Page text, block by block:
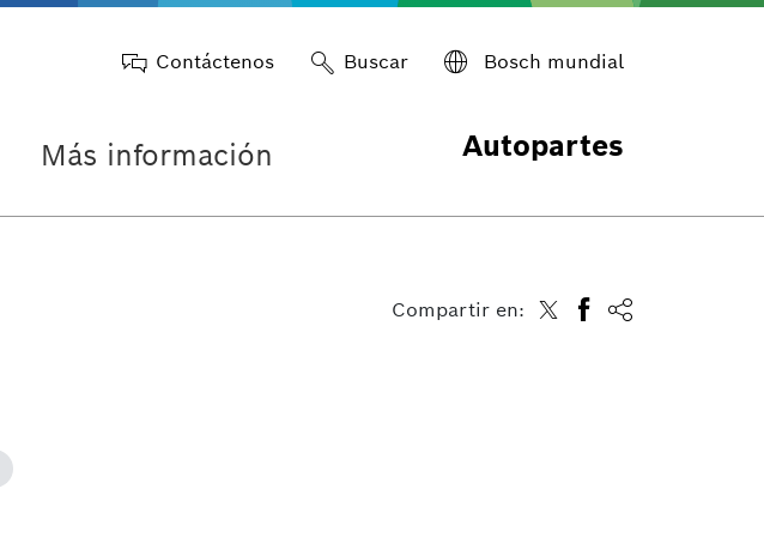
Contáctenos Buscar Bosch mundial
Más información Autopartes
Compartir en: